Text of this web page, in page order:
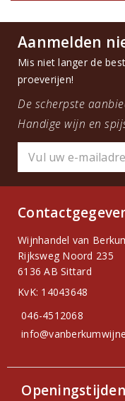
Aanmelden
Mis niet langer de
proeverijen!
De scherpste
Handige wijn en
Wijnhandel van
Rijksweg Noord 235
6136 AB Sittard
KvK: 14043648
046-4512068
Openingstijden